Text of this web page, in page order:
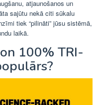
atjaunošanos un
sajūtu nekā citi sūkalu
tiek “pilināti” jūsu sistēmā,
laikā.
100% TRI-